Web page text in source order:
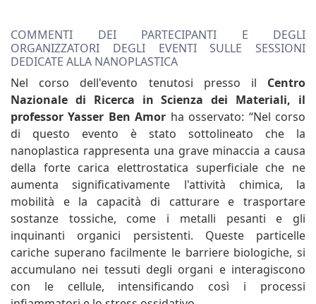
COMMENTI DEI PARTECIPANTI E DEGLI
ORGANIZZATORI DEGLI EVENTI SULLE SESSIONI
DEDICATE ALLA NANOPLASTICA
Nel corso dell'evento tenutosi presso il Centro
Nazionale di Ricerca in Scienza dei Materiali, il
professor Yasser Ben Amor ha osservato: “Nel corso
di questo evento è stato sottolineato che la
nanoplastica rappresenta una grave minaccia a causa
della forte carica elettrostatica superficiale che ne
aumenta significativamente l'attività chimica, la
mobilità e la capacità di catturare e trasportare
sostanze tossiche, come i metalli pesanti e gli
inquinanti organici persistenti. Queste particelle
cariche superano facilmente le barriere biologiche, si
accumulano nei tessuti degli organi e interagiscono
con le cellule, intensificando così i processi